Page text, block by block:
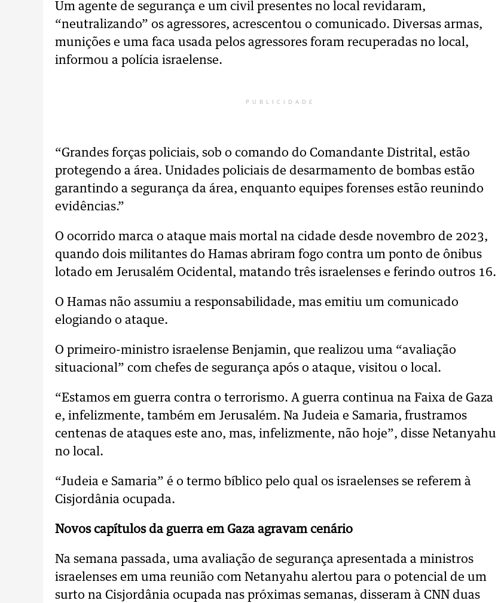
Um agente de segurança e um civil presentes no local revidaram,
“neutralizando” os agressores, acrescentou o comunicado. Diversas armas,
munições e uma faca usada pelos agressores foram recuperadas no local,
informou a polícia israelense.
PUBLICIDADE
“Grandes forças policiais, sob o comando do Comandante Distrital, estão
protegendo a área. Unidades policiais de desarmamento de bombas estão
garantindo a segurança da área, enquanto equipes forenses estão reunindo
evidências.”
O ocorrido marca o ataque mais mortal na cidade desde novembro de 2023,
quando dois militantes do Hamas abriram fogo contra um ponto de ônibus
lotado em Jerusalém Ocidental, matando três israelenses e ferindo outros 16.
O Hamas não assumiu a responsabilidade, mas emitiu um comunicado
elogiando o ataque.
O primeiro-ministro israelense Benjamin, que realizou uma “avaliação
situacional” com chefes de segurança após o ataque, visitou o local.
“Estamos em guerra contra o terrorismo. A guerra continua na Faixa de Gaza
e, infelizmente, também em Jerusalém. Na Judeia e Samaria, frustramos
centenas de ataques este ano, mas, infelizmente, não hoje”, disse Netanyahu
no local.
“Judeia e Samaria” é o termo bíblico pelo qual os israelenses se referem à
Cisjordânia ocupada.
Novos capítulos da guerra em Gaza agravam cenário
Na semana passada, uma avaliação de segurança apresentada a ministros
israelenses em uma reunião com Netanyahu alertou para o potencial de um
surto na Cisjordânia ocupada nas próximas semanas, disseram à CNN duas